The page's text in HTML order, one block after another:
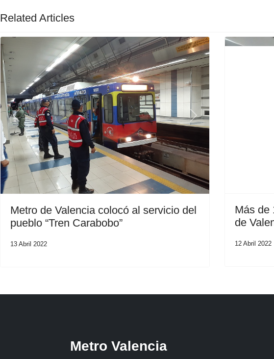
Related Articles
Previous Next
Metro de Valencia colocó al servicio del
pueblo “Tren Carabobo”
13 Abril 2022
Más de
de
12 Abril 2022
Metro Valencia